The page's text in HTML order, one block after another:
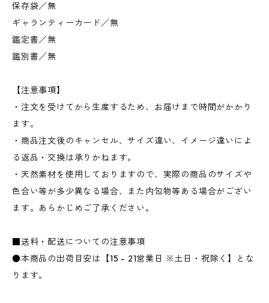
保存袋／無
ギャランティーカード／無
鑑定書／無
鑑別書／無
【注意事項】
・注文を受けてから生産するため、お届けまで時間がかかり
ます。
・商品注文後のキャンセル、サイズ違い、イメージ違いによ
る返品・交換は承りかねます。
・天然素材を使用しておりますので、実際の商品のサイズや
色合い等が多少異なる場合、また内包物等ある場合がござい
ます。あらかじめご了承ください。
■送料・配送についての注意事項
●本商品の出荷目安は【15 - 21営業日 ※土日・祝除く】とな
ります。